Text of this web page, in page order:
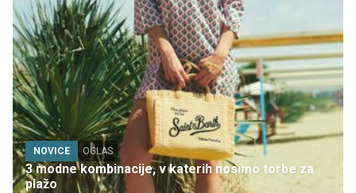
NOVICE OGLAS
3 modne kombinacije, v katerih nosimo torbe za
plažo